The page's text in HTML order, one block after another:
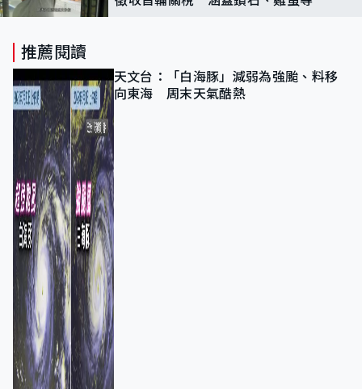
推薦閱讀
天文台：「白海豚」減弱為強颱、料移
向東海 周末天氣酷熱